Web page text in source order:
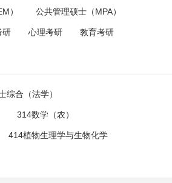
） 公共管理硕士（MPA）
研 心理考研 教育考研
综合（法学）
314数学（农）
414植物生理学与生物化学